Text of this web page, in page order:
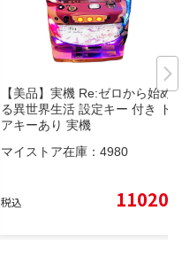
【美品】実機 Re:ゼロから始め
る異世界生活 設定キー 付き ド
アキーあり 実機
マイストア在庫： 4980
税込 11020